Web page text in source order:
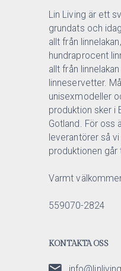
Lin Living är ett
grundats och
allt från
hundraprocent
allt från
linneservetter.
unisexmodeller
produktion sker i
Gotland. För oss
leverantörer så
produktionen
Varmt
559070-2824
KONTAKTA OSS